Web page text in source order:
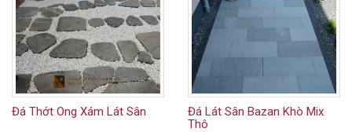
Đá Thớt Ong Xám Lát Sân
Đá Lát Sân Bazan Khò Mix
Thô